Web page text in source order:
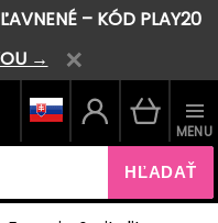
– KÓD PLAY20
→
HĽADAŤ
MENU